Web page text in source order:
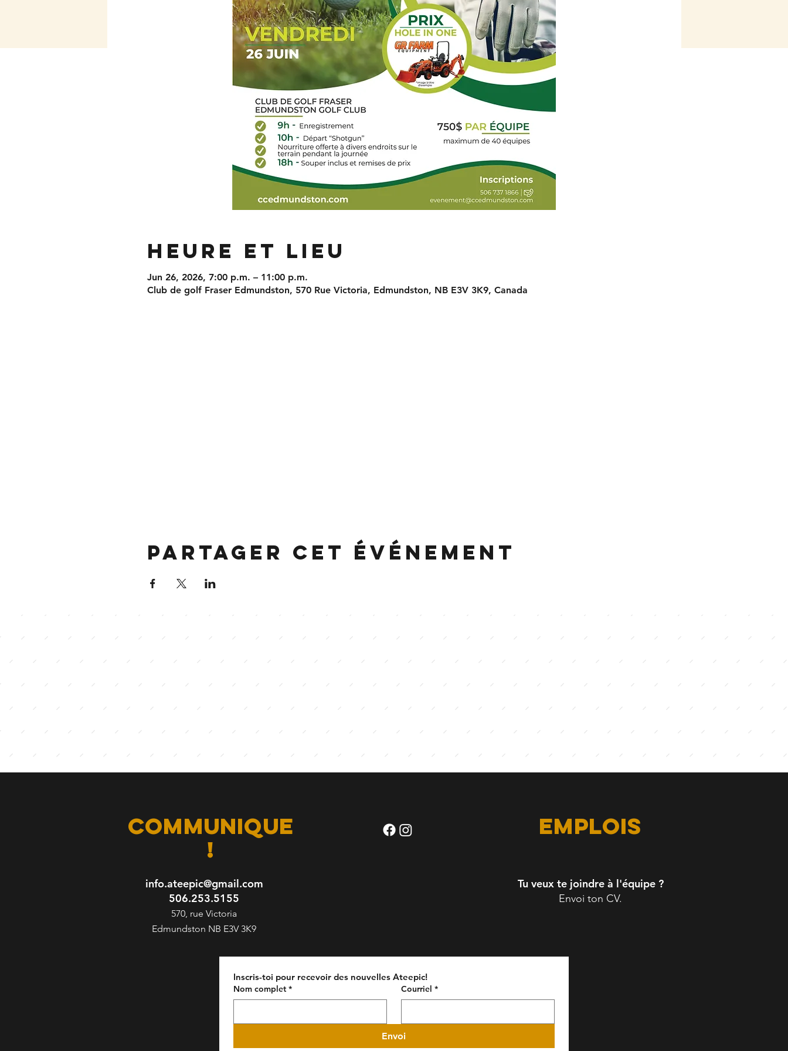
Heure et lieu
Jun 26, 2026, 7:00 p.m. – 11:00 p.m.
Club de golf Fraser Edmundston, 570 Rue Victoria, Edmundston, NB E3V 3K9, Canada
Partager cet événement
communique
!
info.ateepic@gmail.com
506.253.5155
570, rue Victoria
Edmundston NB E3V 3K9
emplois
Tu veux te joindre à l'équipe ?
Envoi ton CV.
Inscris-toi pour recevoir des nouvelles Ateepic!
Nom complet * Courriel *
Envoi